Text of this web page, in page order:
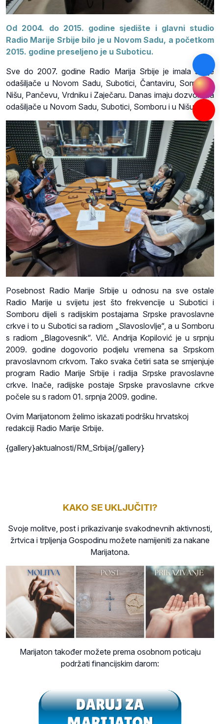
Od 2004. do 2015. godine sjedište i glavni studio
Radio Marije Srbije bilo je u Novom Sadu, a početkom
2015. godine preseljeno je u Suboticu.
Sve do 2007. godine Radio Marija Srbije je imala svoje
odašiljače u Novom Sadu, Subotici, Čantaviru, Somboru,
Nišu, Pančevu, Vrdniku i Zaječaru. Danas imaju dozvole za
odašiljače u Novom Sadu, Subotici, Somboru i u Nišu.
Posebnost Radio Marije Srbije u odnosu na sve ostale
Radio Marije u svijetu jest što frekvencije u Subotici i
Somboru dijeli s radijskim postajama Srpske pravoslavne
crkve i to u Subotici sa radiom „Slavoslovlje“, a u Somboru
s radiom „Blagovesnik“. Vlč. Andrija Kopilović je u srpnju
2009. godine dogovorio podjelu vremena sa Srpskom
pravoslavnom crkvom. Tako svaka četiri sata se smjenjuje
program Radio Marije Srbije i radija Srpske pravoslavne
crkve. Inače, radijske postaje Srpske pravoslavne crkve
počele su s radom 01. srpnja 2009. godine.
Ovim Marijatonom želimo iskazati podršku hrvatskoj
redakciji Radio Marije Srbije.
{gallery}aktualnosti/RM_Srbija{/gallery}
KAKO SE UKLJUČITI?
Svoje molitve, post i prikazivanje svakodnevnih aktivnosti,
žrtvica i trpljenja Gospodinu možete namijeniti za nakane
Marijatona.
Marijaton također možete prema osobnom poticaju
podržati financijskim darom: